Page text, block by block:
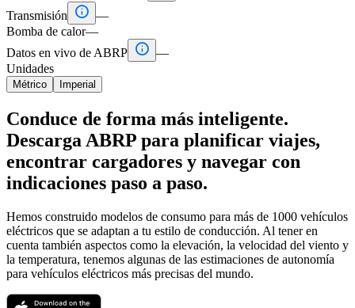
Transmisión
 —
Bomba de calor—
Datos en vivo de ABRP  —
Unidades
Métrico Imperial
Conduce de forma más inteligente.
Descarga ABRP para planificar viajes,
encontrar cargadores y navegar con
indicaciones paso a paso.
Hemos construido modelos de consumo para más de 1000 vehículos
eléctricos que se adaptan a tu estilo de conducción. Al tener en
cuenta también aspectos como la elevación, la velocidad del viento y
la temperatura, tenemos algunas de las estimaciones de autonomía
para vehículos eléctricos más precisas del mundo.